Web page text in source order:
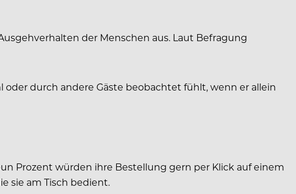
der Menschen aus. Laut Befragung
durch andere Gäste beobachtet fühlt, wenn er allein
Prozent würden ihre Bestellung gern per Klick auf einem
sie am Tisch bedient.